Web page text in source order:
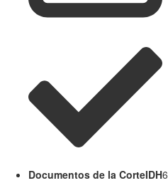
Documentos de la CorteIDH6